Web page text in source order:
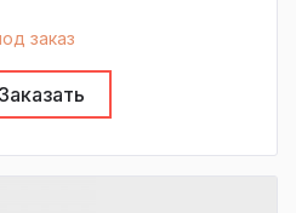
заказ
Заказать